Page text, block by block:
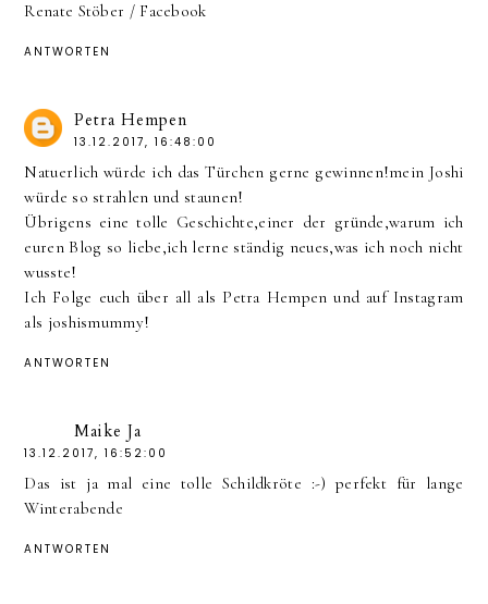
Renate Stöber / Facebook
ANTWORTEN
Petra Hempen
13.12.2017, 16:48:00
Natuerlich würde ich das Türchen gerne gewinnen!mein Joshi
würde so strahlen und staunen!
Übrigens eine tolle Geschichte,einer der gründe,warum ich
euren Blog so liebe,ich lerne ständig neues,was ich noch nicht
wusste!
Ich Folge euch über all als Petra Hempen und auf Instagram
als joshismummy!
ANTWORTEN
Maike Ja
13.12.2017, 16:52:00
Das ist ja mal eine tolle Schildkröte :-) perfekt für lange
Winterabende
ANTWORTEN